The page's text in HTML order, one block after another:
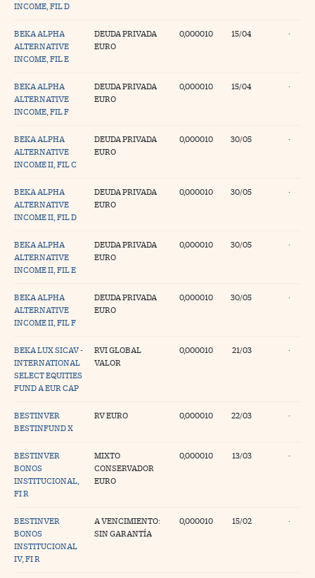
INCOME, FIL D
BEKA ALPHA
ALTERNATIVE
INCOME, FIL E
DEUDA PRIVADA
EURO
0,000010 15/04 ·
BEKA ALPHA
ALTERNATIVE
INCOME, FIL F
DEUDA PRIVADA
EURO
0,000010 15/04 ·
BEKA ALPHA
ALTERNATIVE
INCOME II, FIL C
DEUDA PRIVADA
EURO
0,000010 30/05 ·
BEKA ALPHA
ALTERNATIVE
INCOME II, FIL D
DEUDA PRIVADA
EURO
0,000010 30/05 ·
BEKA ALPHA
ALTERNATIVE
INCOME II, FIL E
DEUDA PRIVADA
EURO
0,000010 30/05 ·
BEKA ALPHA
ALTERNATIVE
INCOME II, FIL F
DEUDA PRIVADA
EURO
0,000010 30/05 ·
BEKA LUX SICAV -
INTERNATIONAL
SELECT EQUITIES
FUND A EUR CAP
RVI GLOBAL
VALOR
0,000010 21/03 ·
BESTINVER
BESTINFUND X
RV EURO 0,000010 22/03 ·
BESTINVER
BONOS
INSTITUCIONAL,
FI R
MIXTO
CONSERVADOR
EURO
0,000010 13/03 ·
BESTINVER
BONOS
INSTITUCIONAL
IV, FI R
A VENCIMIENTO:
SIN GARANTÍA
0,000010 15/02 ·